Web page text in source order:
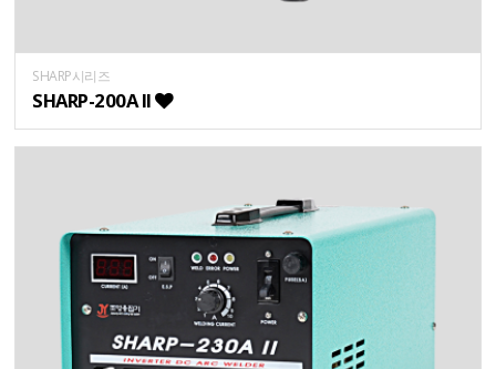
SHARP시리즈
SHARP-200A II